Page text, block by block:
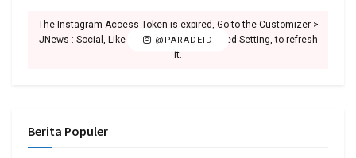
@PARADEID
The Instagram Access Token is expired, Go to the Customizer >
JNews : Social, Like & View > Instagram Feed Setting, to refresh
it.
Berita Populer